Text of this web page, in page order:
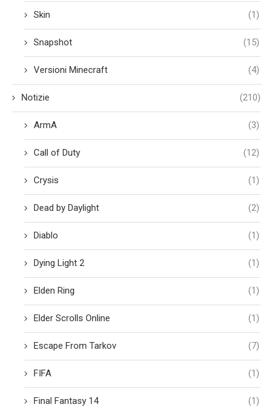
Skin (1)
Snapshot (15)
Versioni Minecraft (4)
Notizie (210)
ArmA (3)
Call of Duty (12)
Crysis (1)
Dead by Daylight (2)
Diablo (1)
Dying Light 2 (1)
Elden Ring (1)
Elder Scrolls Online (1)
Escape From Tarkov (7)
FIFA (1)
Final Fantasy 14 (1)